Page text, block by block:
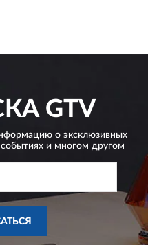
GTV
о эксклюзивных
событиях и многом другом